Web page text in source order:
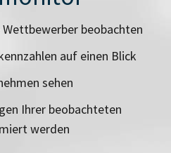
beobachten
auf einen Blick
sehen
Ihrer beobachteten
werden